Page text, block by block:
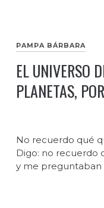
PAMPA BÁRBARA
EL UNIVERSO
PLANETAS,
No recuerdo qué
Digo: no recuerdo
y me preguntaban